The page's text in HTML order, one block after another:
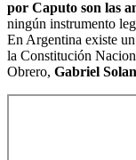
por Caputo son las
ningún instrumento
En Argentina existe
la Constitución
Obrero, Gabriel